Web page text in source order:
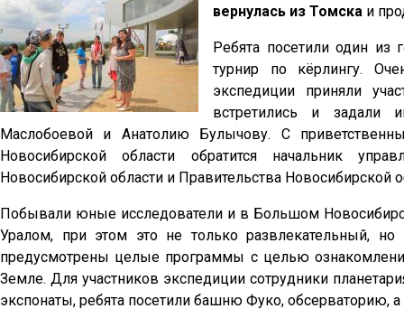
вернулась из Томска и
Ребята посетили один из
турнир по кёрлингу.
экспедиции приняли
встретились и задали
Маслобоевой и Анатолию Булычову. С
Новосибирской области обратится начальник
Новосибирской области и Правительства Новосибирской
Побывали юные исследователи и в Большом
Уралом, при этом это не только развлекательный,
предусмотрены целые программы с целью
Земле. Для участников экспедиции сотрудники
экспонаты, ребята посетили башню Фуко, обсерваторию,